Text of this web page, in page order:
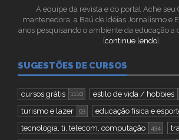
A equipe da revista e do portal Ache seu
mantenedora, a Baú de Idéias Jornalismo e
anos pesquisando o ambiente da educação a
[continue lendo].
SUGESTÕES DE CURSOS
cursos grátis 1110 estilo de vida / hobbies
turismo e lazer
93 educação física e
tecnologia, ti, telecom, computação 434